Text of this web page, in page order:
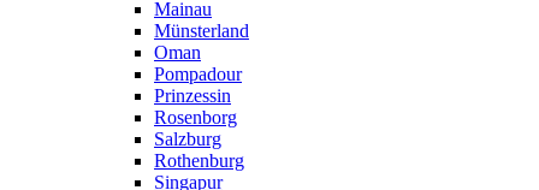
Mainau
Münsterland
Oman
Pompadour
Prinzessin
Rosenborg
Salzburg
Rothenburg
Singapur